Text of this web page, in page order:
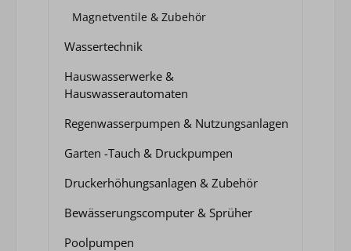
Magnetventile & Zubehör
Wassertechnik
Hauswasserwerke &
Hauswasserautomaten
Regenwasserpumpen & Nutzungsanlagen
Garten -Tauch & Druckpumpen
Druckerhöhungsanlagen & Zubehör
Bewässerungscomputer & Sprüher
Poolpumpen